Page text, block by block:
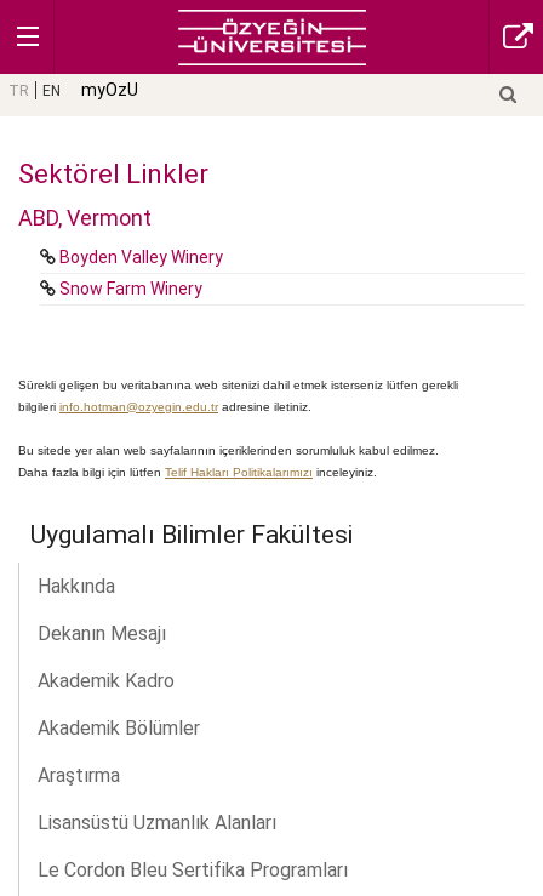
TR EN myOzU
Sektörel Linkler
ABD, Vermont
Boyden Valley Winery
Snow Farm Winery
Sürekli gelişen bu veritabanına web sitenizi dahil etmek isterseniz lütfen gerekli
bilgileri info.hotman@ozyegin.edu.tradresine iletiniz.
Bu sitede yer alan web sayfalarının içeriklerinden sorumluluk kabul edilmez.
Daha fazla bilgi için lütfen Telif Hakları Politikalarımızı inceleyiniz.
Uygulamalı Bilimler Fakültesi
Hakkında
Dekanın Mesajı
Akademik Kadro
Akademik Bölümler
Araştırma
Lisansüstü Uzmanlık Alanları
Le Cordon Bleu Sertifika Programları